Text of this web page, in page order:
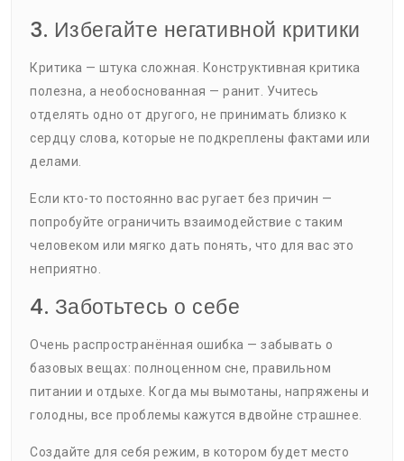
3. Избегайте негативной критики
Критика — штука сложная. Конструктивная критика
полезна, а необоснованная — ранит. Учитесь
отделять одно от другого, не принимать близко к
сердцу слова, которые не подкреплены фактами или
делами.
Если кто-то постоянно вас ругает без причин —
попробуйте ограничить взаимодействие с таким
человеком или мягко дать понять, что для вас это
неприятно.
4. Заботьтесь о себе
Очень распространённая ошибка — забывать о
базовых вещах: полноценном сне, правильном
питании и отдыхе. Когда мы вымотаны, напряжены и
голодны, все проблемы кажутся вдвойне страшнее.
Создайте для себя режим, в котором будет место